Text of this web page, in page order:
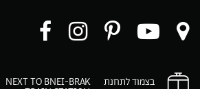
עקבו
ב-
עקבו
ב-
עקבו
ב-
עקבו
ב- ב- בצמוד לתחנת NEXT TO BNEI-BRAK